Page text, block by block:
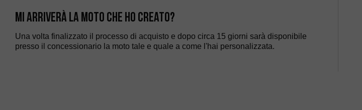
Mi arriverà la moto che ho creato?
Una volta finalizzato il processo di acquisto e dopo circa 15 giorni sarà disponibile
presso il concessionario la moto tale e quale a come l'hai personalizzata.